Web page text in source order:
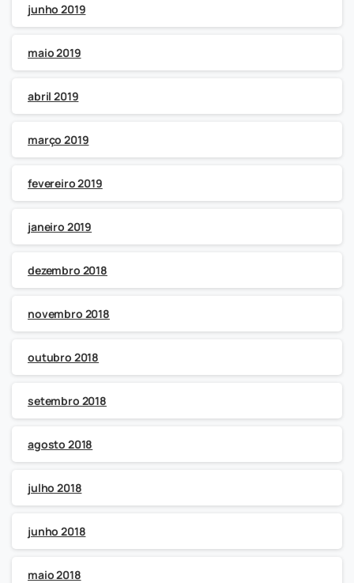
junho 2019
maio 2019
abril 2019
março 2019
fevereiro 2019
janeiro 2019
dezembro 2018
novembro 2018
outubro 2018
setembro 2018
agosto 2018
julho 2018
junho 2018
maio 2018